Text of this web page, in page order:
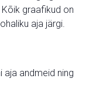
graafikud on
aja järgi.
aja andmeid ning